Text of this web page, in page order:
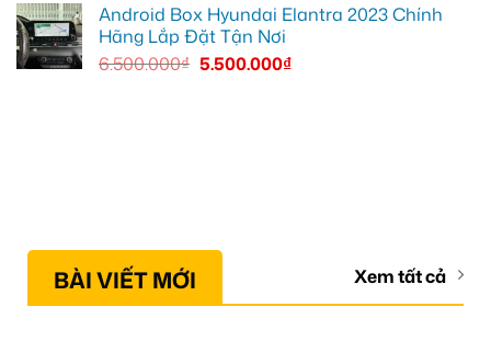
Android Box Hyundai Elantra 2023 Chính
Hãng Lắp Đặt Tận Nơi
6.500.000₫ 5.500.000₫
BÀI VIẾT MỚI Xem tất cả